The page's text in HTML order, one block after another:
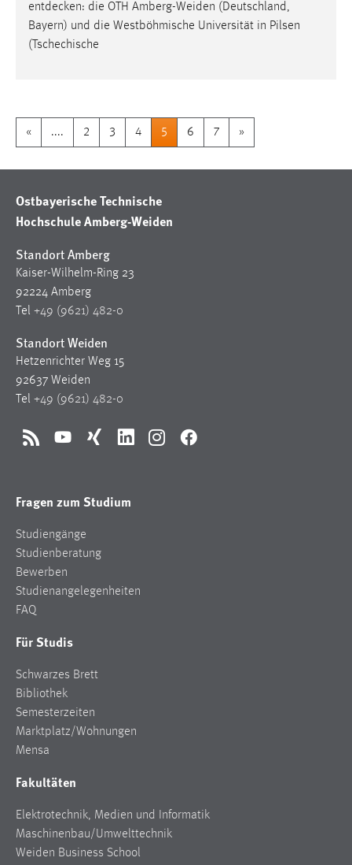
entdecken: die OTH Amberg-Weiden (Deutschland,
Bayern) und die Westböhmische Universität in Pilsen
(Tschechische
« .... 2 3 4 5 6 7 »
Ostbayerische Technische
Hochschule Amberg-Weiden
Standort Amberg
Kaiser-Wilhelm-Ring 23
92224 Amberg
Tel +49 (9621) 482-0
Standort Weiden
Hetzenrichter Weg 15
92637 Weiden
Tel +49 (9621) 482-0
RSS YouTubeXing LinkedInInstagramFacebook
Fragen zum Studium
Studiengänge
Studienberatung
Bewerben
Studienangelegenheiten
FAQ
Für Studis
Schwarzes Brett
Bibliothek
Semesterzeiten
Marktplatz/Wohnungen
Mensa
Fakultäten
Elektrotechnik, Medien und Informatik
Maschinenbau/Umwelttechnik
Weiden Business School